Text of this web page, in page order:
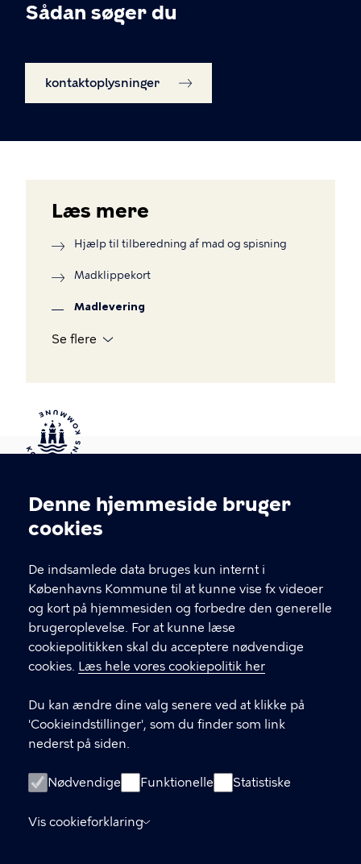
Cookieindstillinger
Denne hjemmeside bruger
cookies
De indsamlede data bruges kun internt i
Københavns Kommune til at kunne vise fx videoer
og kort på hjemmesiden og forbedre den generelle
brugeroplevelse. For at kunne læse
cookiepolitikken skal du acceptere nødvendige
cookies. Læs hele vores cookiepolitik her
Du kan ændre dine valg senere ved at klikke på
'Cookieindstillinger', som du finder som link
nederst på siden.
Nødvendige Funktionelle Statistiske
Vis cookieforklaring
Sådan søger du
kontaktoplysninger
Læs mere
Hjælp til tilberedning af mad og spisning
Madklippekort
Madlevering
Se flere
Kontakt Københavns Kommune
T
fFind andre kontakter her
CVR-nummer64942212
GENVEJE
Digital Post
Databeskyttelse
Tilgængelighedserklæring
Om hjemmesiden